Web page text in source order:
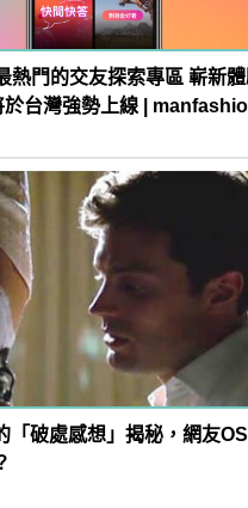
熱門的交友探索專區 嶄新
於台灣強勢上線 |
「破處感想」揭秘，網友